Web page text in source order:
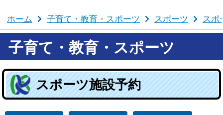
ホーム 子育て・教育・スポーツ スポーツ スポ
子育て・教育・スポーツ
スポーツ施設予約